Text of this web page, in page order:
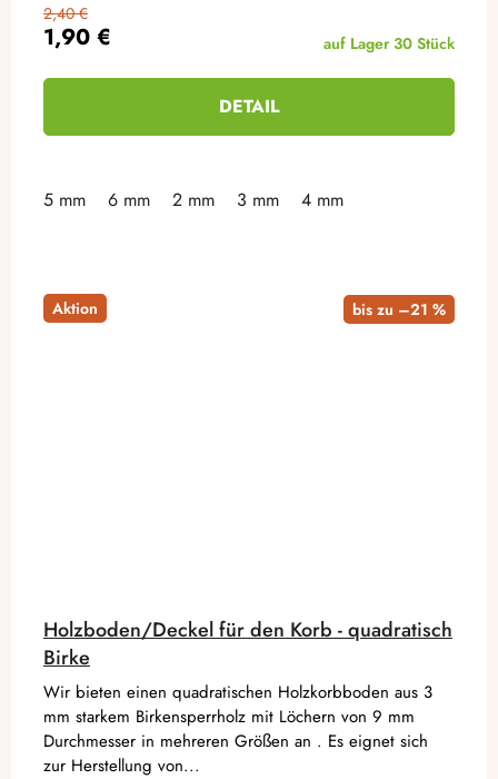
1,90 €
2,40 €
auf Lager 30 Stück
DETAIL
5 mm 6 mm 2 mm 3 mm 4 mm
Aktion bis zu –21 %
Holzboden/Deckel für den Korb - quadratisch
Birke
Wir bieten einen quadratischen Holzkorbboden aus 3
mm starkem Birkensperrholz mit Löchern von 9 mm
Durchmesser in mehreren Größen an . Es eignet sich
zur Herstellung von...